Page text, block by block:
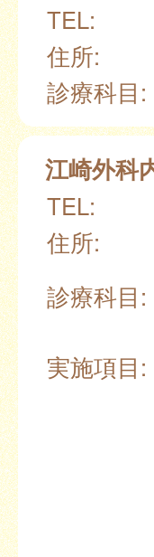
TEL:
住所:
診療科目:
江崎外科
TEL:
住所:
診療科目:
実施項目: